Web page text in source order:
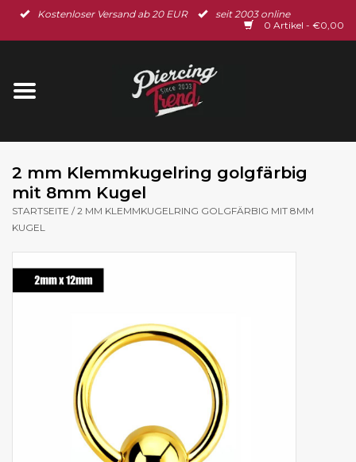
Kostenloser Versand ab 20 EUR
seit 2003 online
0 Artikel - €0,00
Startseite
Ohrschmuck
% Sale %
2 mm Klemmkugelring golgfärbig
mit 8mm Kugel
STARTSEITE /2 MM KLEMMKUGELRING GOLGFÄRBIG MIT 8MM
KUGEL